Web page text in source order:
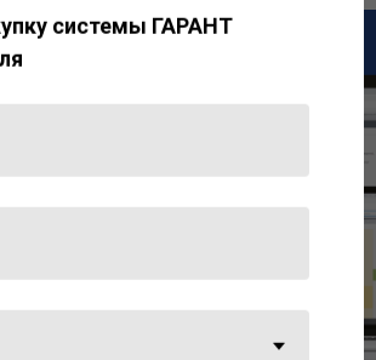
системы ГАРАНТ